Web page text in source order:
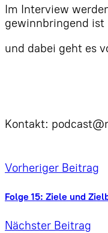
Im Interview
gewinnbringend ist
und dabei geht es
Kontakt:
Vorheriger Beitrag
Folge 15: Ziele und
Nächster Beitrag